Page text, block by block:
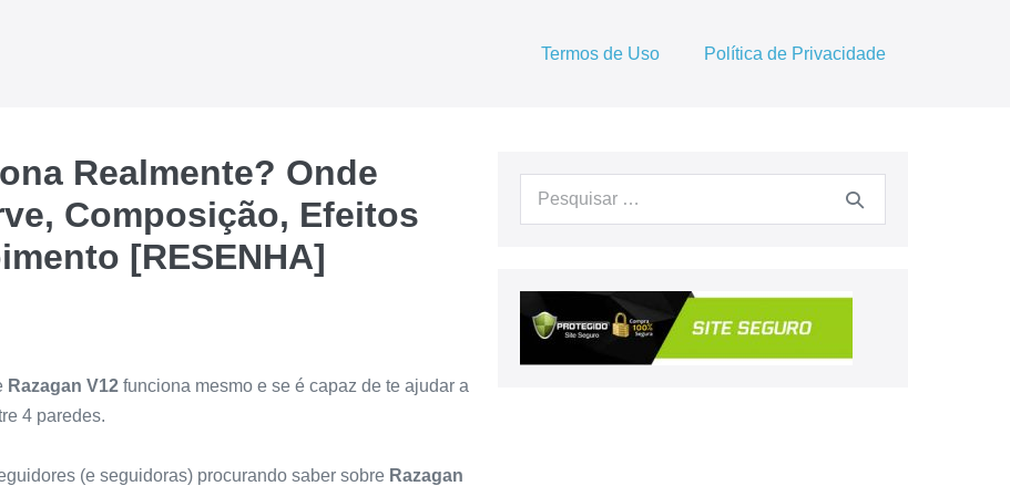
Termos de Uso Política de Privacidade
Realmente? Onde
Composição, Efeitos
[RESENHA]
Razagan V12 funciona mesmo e se é capaz de te ajudar a
4 paredes.
(e seguidoras) procurando saber sobre Razagan
Procurar: